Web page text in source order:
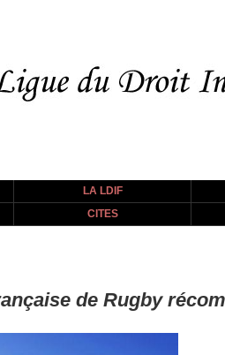
LA LDIF
CITES
de Rugby